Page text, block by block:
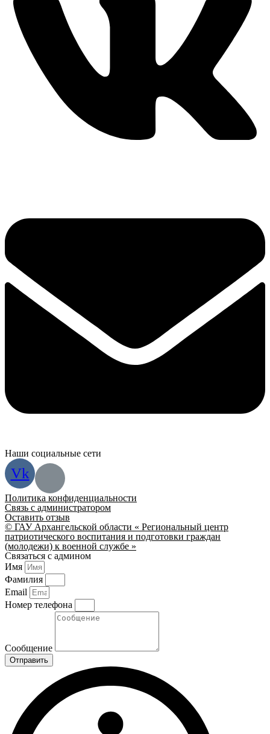
Наши социальные сети
Vk
Политика конфиденциальности
Связь с администратором
Оставить отзыв
© ГАУ Архангельской области « Региональный центр
патриотического воспитания и подготовки граждан
(молодежи) к военной службе »
Связаться с админом
Имя
Фамилия
Email
Номер телефона
Сообщение
Отправить